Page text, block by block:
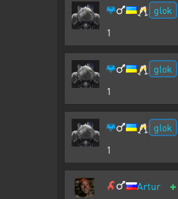
🥂 glok
1
🥂 glok
1
🥂 glok
1
Artur +